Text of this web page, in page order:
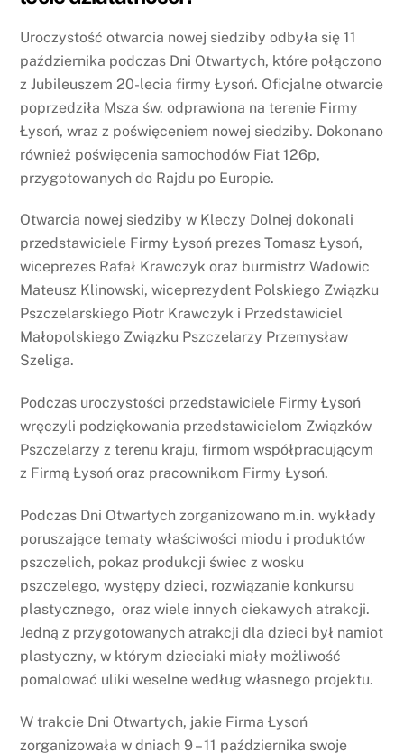
Uroczystość otwarcia nowej siedziby odbyła się 11
października podczas Dni Otwartych, które połączono
z Jubileuszem 20-lecia firmy Łysoń. Oficjalne otwarcie
poprzedziła Msza św. odprawiona na terenie Firmy
Łysoń, wraz z poświęceniem nowej siedziby. Dokonano
również poświęcenia samochodów Fiat 126p,
przygotowanych do Rajdu po Europie.
Otwarcia nowej siedziby w Kleczy Dolnej dokonali
przedstawiciele Firmy Łysoń prezes Tomasz Łysoń,
wiceprezes Rafał Krawczyk oraz burmistrz Wadowic
Mateusz Klinowski, wiceprezydent Polskiego Związku
Pszczelarskiego Piotr Krawczyk i Przedstawiciel
Małopolskiego Związku Pszczelarzy Przemysław
Szeliga.
Podczas uroczystości przedstawiciele Firmy Łysoń
wręczyli podziękowania przedstawicielom Związków
Pszczelarzy z terenu kraju, firmom współpracującym
z Firmą Łysoń oraz pracownikom Firmy Łysoń.
Podczas Dni Otwartych zorganizowano m.in. wykłady
poruszające tematy właściwości miodu i produktów
pszczelich, pokaz produkcji świec z wosku
pszczelego, występy dzieci, rozwiązanie konkursu
plastycznego, oraz wiele innych ciekawych atrakcji.
Jedną z przygotowanych atrakcji dla dzieci był namiot
plastyczny, w którym dzieciaki miały możliwość
pomalować uliki weselne według własnego projektu.
W trakcie Dni Otwartych, jakie Firma Łysoń
zorganizowała w dniach 9 – 11 października swoje